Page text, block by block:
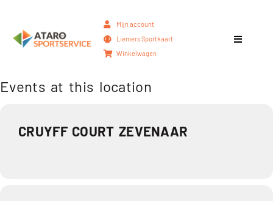
Mijn account
Liemers Sportkaart
Winkelwagen
Events at this location
CRUYFF COURT ZEVENAAR